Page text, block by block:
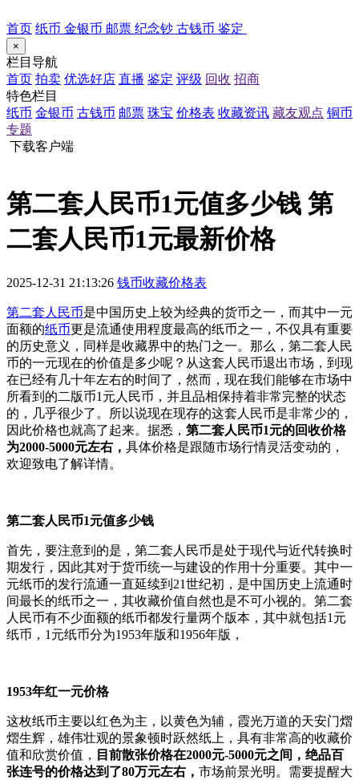
首页 纸币 金银币 邮票 纪念钞 古钱币 鉴定
×
栏目导航
首页 拍卖 优选好店 直播 鉴定 评级 回收 招商
特色栏目
纸币 金银币 古钱币 邮票 珠宝 价格表 收藏资讯 藏友观点 铜币
专题
下载客户端
第二套人民币1元值多少钱 第
二套人民币1元最新价格
2025-12-31 21:13:26 钱币收藏价格表
第二套人民币是中国历史上较为经典的货币之一，而其中一元
面额的纸币更是流通使用程度最高的纸币之一，不仅具有重要
的历史意义，同样是收藏界中的热门之一。那么，第二套人民
币的一元现在的价值是多少呢？从这套人民币退出市场，到现
在已经有几十年左右的时间了，然而，现在我们能够在市场中
所看到的二版币1元人民币，并且品相保持着非常完整的状态
的，几乎很少了。所以说现在现存的这套人民币是非常少的，
因此价格也就高了起来。据悉， 第二套人民币1元的回收价格
为2000-5000元左右， 具体价格是跟随市场行情灵活变动的，
欢迎致电了解详情。
第二套人民币1元值多少钱
首先，要注意到的是，第二套人民币是处于现代与近代转换时
期发行，因此其对于货币统一与建设的作用十分重要。其中一
元纸币的发行流通一直延续到21世纪初，是中国历史上流通时
间最长的纸币之一，其收藏价值自然也是不可小视的。第二套
人民币有不少面额的纸币都发行量两个版本，其中就包括1元
纸币，1元纸币分为1953年版和1956年版，
1953年红一元价格
这枚纸币主要以红色为主，以黄色为辅，霞光万道的天安门熠
熠生辉，雄伟壮观的景象顿时跃然纸上，具有非常高的收藏价
值和欣赏价值，
目前散张价格在2000元-5000元之间，绝品百
张连号的价格达到了80万元左右， 市场前景光明。需要提醒大